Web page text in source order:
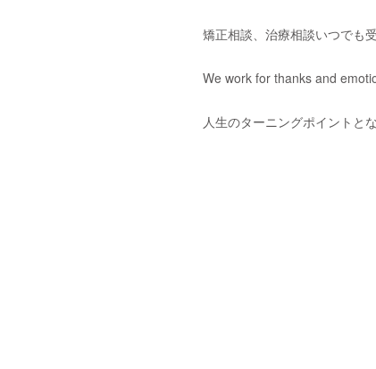
矯正相談、治療相談いつでも
We work for thanks and
人生のターニングポイントと